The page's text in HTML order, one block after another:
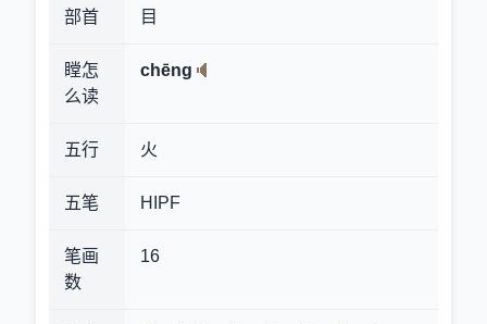
部首 目
瞠怎
么读
chēng
五行 火
五笔 HIPF
笔画
数
16